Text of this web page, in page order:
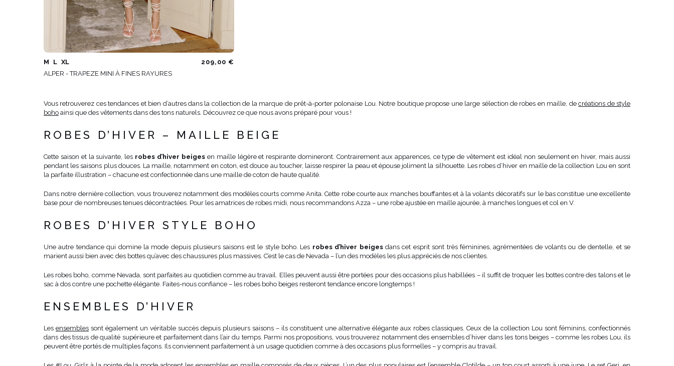
M L XL
209,00 €
ALPER - TRAPEZE MINI À FINES RAYURES
Vous retrouverez ces tendances et bien d’autres dans la collection de la marque de prêt-à-porter polonaise Lou. Notre boutique propose une large sélection de robes en maille, decréations de style
boho ainsi que des vêtements dans des tons naturels. Découvrez ce que nous avons préparé pour vous !
ROBES D’HIVER – MAILLE BEIGE
Cette saison et la suivante, les robes d’hiver beigesen maille légère et respirante domineront. Contrairement aux apparences, ce type de vêtement est idéal non seulement en hiver, mais aussi
pendant les saisons plus douces. La maille, notamment en coton, est douce au toucher, laisse respirer la peau et épouse joliment la silhouette. Les robes d’hiver en maille de la collection Lou en sont
la parfaite illustration – chacune est confectionnée dans une maille de coton de haute qualité.
Dans notre dernière collection, vous trouverez notamment des modèles courts comme Anita. Cette robe courte aux manches bouffantes et à la volants décoratifs sur le bas constitue une excellente
base pour de nombreuses tenues décontractées. Pour les amatrices de robes midi, nous recommandons Azza – une robe ajustée en maille ajourée, à manches longues et col en V.
ROBES D’HIVER STYLE BOHO
Une autre tendance qui domine la mode depuis plusieurs saisons est le style boho. Les robes d’hiver beigesdans cet esprit sont très féminines, agrémentées de volants ou de dentelle, et se
marient aussi bien avec des bottes qu’avec des chaussures plus massives. C’est le cas de Nevada – l’un des modèles les plus appréciés de nos clientes.
Les robes boho, comme Nevada, sont parfaites au quotidien comme au travail. Elles peuvent aussi être portées pour des occasions plus habillées – il suffit de troquer les bottes contre des talons et le
sac à dos contre une pochette élégante. Faites-nous confiance – les robes boho beiges resteront tendance encore longtemps !
ENSEMBLES D’HIVER
Les ensembles sont également un véritable succès depuis plusieurs saisons – ils constituent une alternative élégante aux robes classiques. Ceux de la collection Lou sont féminins, confectionnés
dans des tissus de qualité supérieure et parfaitement dans l’air du temps. Parmi nos propositions, vous trouverez notamment des ensembles d’hiver dans les tons beiges – comme les robes Lou, ils
peuvent être portés de multiples façons. Ils conviennent parfaitement à un usage quotidien comme à des occasions plus formelles – y compris au travail.